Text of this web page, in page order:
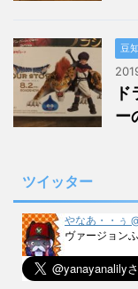
豆
ー
ツイッター
やなあ・・ぅ
ヴァージョン